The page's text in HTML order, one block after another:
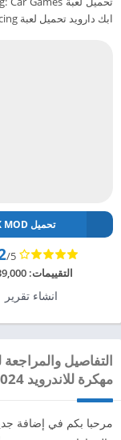
ابك دارويد تحميل لعبة F1 Mobile Racing مهكرة للاندرويد 2024 – ابك دارويد
تحميل APK MOD
/5
التقييمات:
انشاء تقرير
مهكرة للاندرويد 2024
مرحبا بكم في إضافة